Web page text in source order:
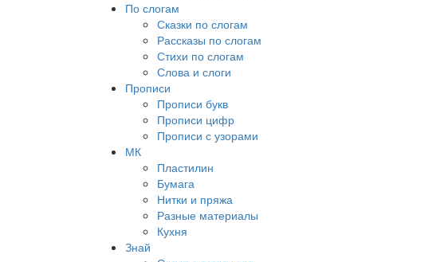
По слогам
Сказки по слогам
Рассказы по слогам
Стихи по слогам
Слова и слоги
Прописи
Прописи букв
Прописи цифр
Прописи с узорами
МК
Пластилин
Бумага
Нитки и пряжа
Разные материалы
Кухня
Знай